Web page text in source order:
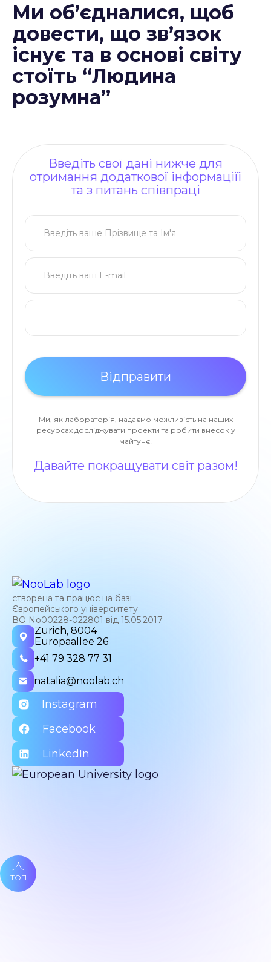
Ми об’єдналися, щоб
довести, що зв’язок
існує та в основі світу
стоїть “Людина
розумна”
Введіть свої дані нижче для
отримання додаткової інформаціїї
та з питань співпраці
Ми, як лабораторія, надаємо можливість на наших
ресурсах досліджувати проекти та робити внесок у
майтунє!
Давайте покращувати світ разом!
створена та працює на базі
Європейського університету
ВО No00228-022801 від 15.05.2017
Zurich, 8004
Europaallee 26
+41 79 328 77 31
natalia@noolab.ch
Instagram
Facebook
LinkedIn
ТОП